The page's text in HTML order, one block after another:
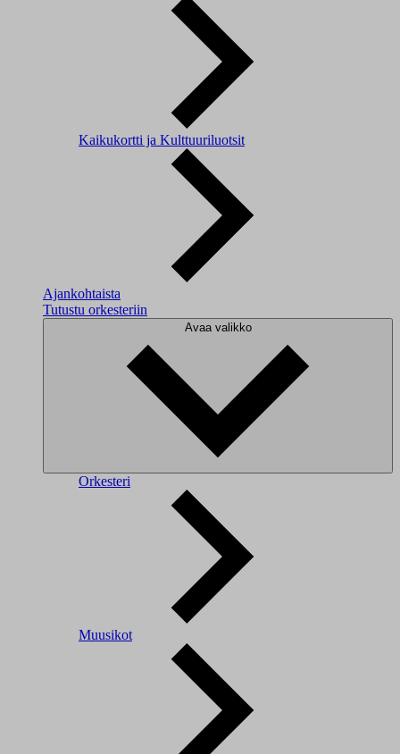
Kaikukortti ja Kulttuuriluotsit
Ajankohtaista
Tutustu orkesteriin
Avaa valikko
Orkesteri
Muusikot